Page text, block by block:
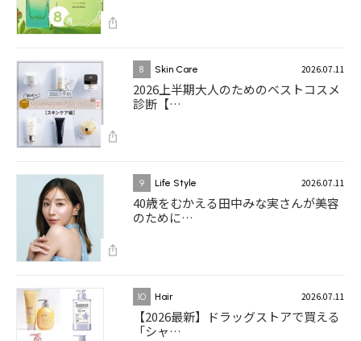
8 Skin Care 2026.07.11
2026上半期大人のためのベストコスメ
診断【…
9 Life Style 2026.07.11
40歳をむかえる田中みな実さんが美容
のために…
10 Hair 2026.07.11
【2026最新】ドラッグストアで買える
「シャ…